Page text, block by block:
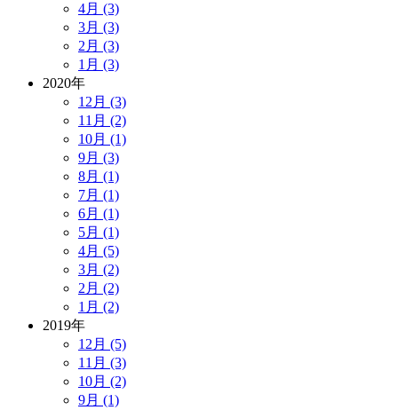
4月 (3)
3月 (3)
2月 (3)
1月 (3)
2020年
12月 (3)
11月 (2)
10月 (1)
9月 (3)
8月 (1)
7月 (1)
6月 (1)
5月 (1)
4月 (5)
3月 (2)
2月 (2)
1月 (2)
2019年
12月 (5)
11月 (3)
10月 (2)
9月 (1)